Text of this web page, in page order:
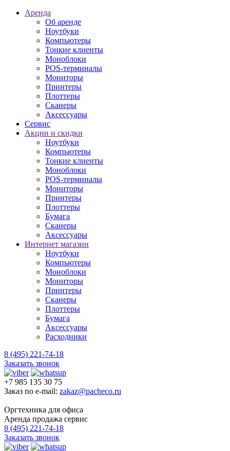
Аренда
Об аренде
Ноутбуки
Компьютеры
Тонкие клиенты
Моноблоки
POS-терминалы
Мониторы
Принтеры
Плоттеры
Сканеры
Аксессуары
Сервис
Акции и скидки
Ноутбуки
Компьютеры
Тонкие клиенты
Моноблоки
POS-терминалы
Мониторы
Принтеры
Плоттеры
Бумага
Сканеры
Аксессуары
Интернет магазин
Ноутбуки
Компьютеры
Моноблоки
Мониторы
Принтеры
Сканеры
Плоттеры
Бумага
Аксессуары
Расходники
8 (495) 221-74-18
Заказать звонок
+7 985 135 30 75
Заказ по e-mail: zakaz@pacheco.ru
Оргтехника для офиса
Аренда продажа сервис
8 (495) 221-74-18
Заказать звонок